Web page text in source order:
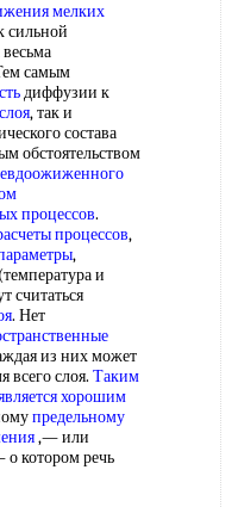
мелких
сильной
самым
диффузии к
, так и
состава
обстоятельством
процессов.
процессов,
,
и
считаться
. Нет
из них может
всего слоя. Таким
хорошим
предельному
,— или
котором речь